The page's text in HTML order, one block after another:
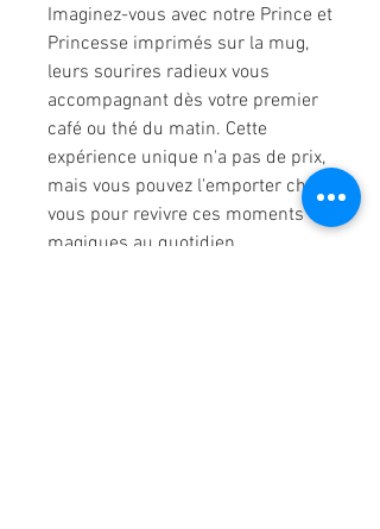
Imaginez-vous avec notre Prince et
Princesse imprimés sur la mug,
leurs sourires radieux vous
accompagnant dès votre premier
café ou thé du matin. Cette
expérience unique n'a pas de prix,
mais vous pouvez l'emporter chez
vous pour revivre ces moments
magiques au quotidien.